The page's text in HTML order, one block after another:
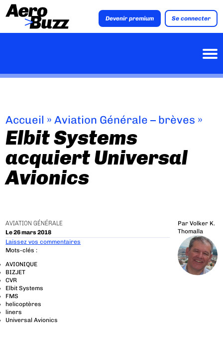
Devenir premium Se connecter
Accueil »Aviation Générale – brèves »
Elbit Systems
acquiert Universal
Avionics
AVIATION GÉNÉRALE
Le 26 mars 2018
Par Volker K.
Thomalla
Laissez vos commentaires
Mots-clés :
AVIONIQUE
BIZJET
CVR
Elbit Systems
FMS
helicoptères
liners
Universal Avionics